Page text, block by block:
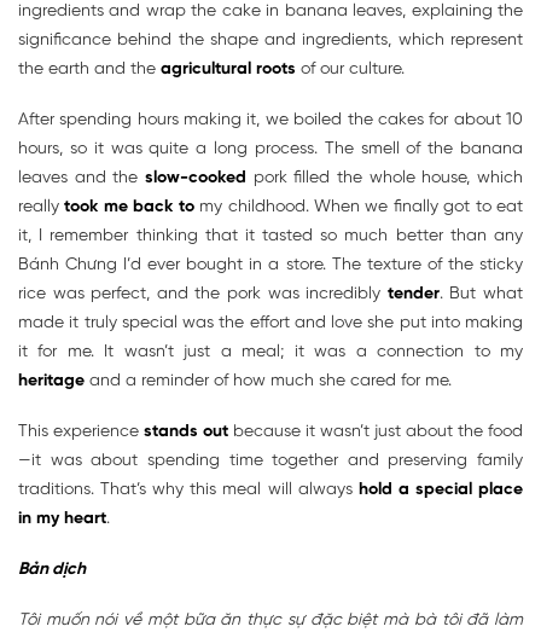
ingredients and wrap the cake in banana leaves, explaining the
significance behind the shape and ingredients, which represent
the earth and the agricultural roots of our culture.
After spending hours making it, we boiled the cakes for about 10
hours, so it was quite a long process. The smell of the banana
leaves and the slow-cooked pork filled the whole house, which
reallytook me back tomy childhood. When we finally got to eat
it, I remember thinking that it tasted so much better than any
Bánh Chưng I’d ever bought in a store. The texture of the sticky
rice was perfect, and the pork was incredibly tender. But what
made it truly special was the effort and love she put into making
it for me. It wasn’t just a meal; it was a connection to my
heritage and a reminder of how much she cared for me.
This experience stands out because it wasn’t just about the food
—it was about spending time together and preserving family
traditions. That’s why this meal will always hold a special place
in my heart.
Bản dịch
Tôi muốn nói về một bữa ăn thực sự đặc biệt mà bà tôi đã làm